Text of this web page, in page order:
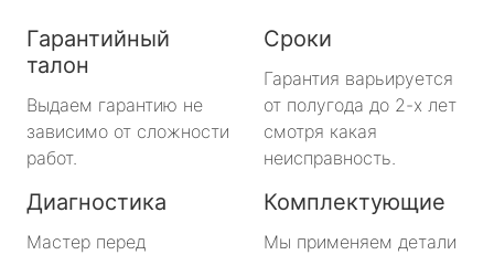
Гарантийный
талон
Выдаем гарантию не
зависимо от сложности
работ.
Сроки
Гарантия варьируется
от полугода до 2-х лет
смотря какая
неисправность.
Диагностика
Мастер перед
Комплектующие
Мы применяем детали